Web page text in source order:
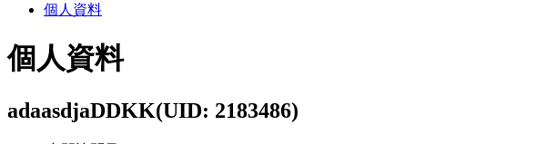
個人資料
個人資料
adaasdjaDDKK(UID: 2183486)